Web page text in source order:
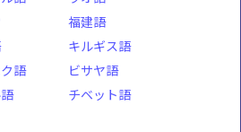
福建語
キルギス語
語
ビサヤ語
チベット語